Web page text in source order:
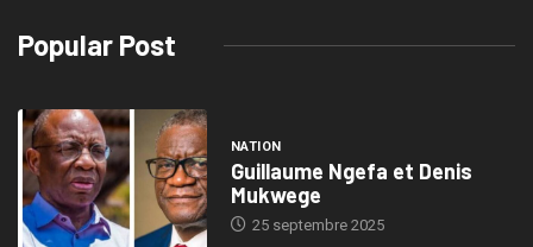
Popular Post
NATION
Guillaume Ngefa et Denis
Mukwege
25 septembre 2025